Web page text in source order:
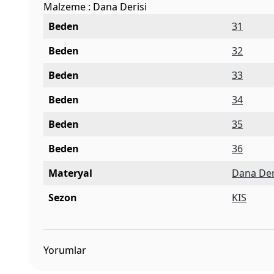
Malzeme : Dana Derisi
Beden
31
Beden
32
Beden
33
Beden
34
Beden
35
Beden
36
Materyal
Dana
Sezon
KIS
Yorumlar